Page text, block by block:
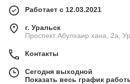
Работает с 12.03.2021
г. Уральск
Проспект Абулхаир хана, 2а,
Контакты
Сегодня выходной
Показать весь график